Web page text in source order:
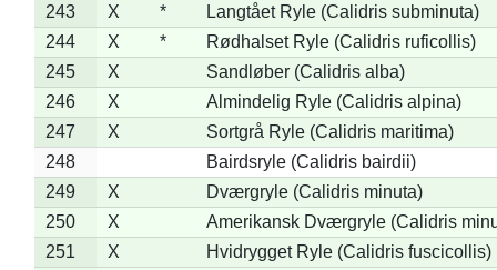
243
X *
Langtået Ryle (Calidris subminuta)
244
X *
Rødhalset Ryle (Calidris ruficollis)
245
X
Sandløber (Calidris alba)
246
X
Almindelig Ryle (Calidris alpina)
247
X
Sortgrå Ryle (Calidris maritima)
248
Bairdsryle (Calidris bairdii)
249
X
Dværgryle (Calidris minuta)
250
X
Amerikansk Dværgryle (Calidris
251
X
Hvidrygget Ryle (Calidris fuscicollis)